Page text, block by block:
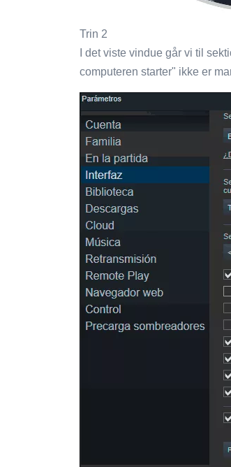
Trin 2
I det viste vindue går vi til
computeren starter" ikke er